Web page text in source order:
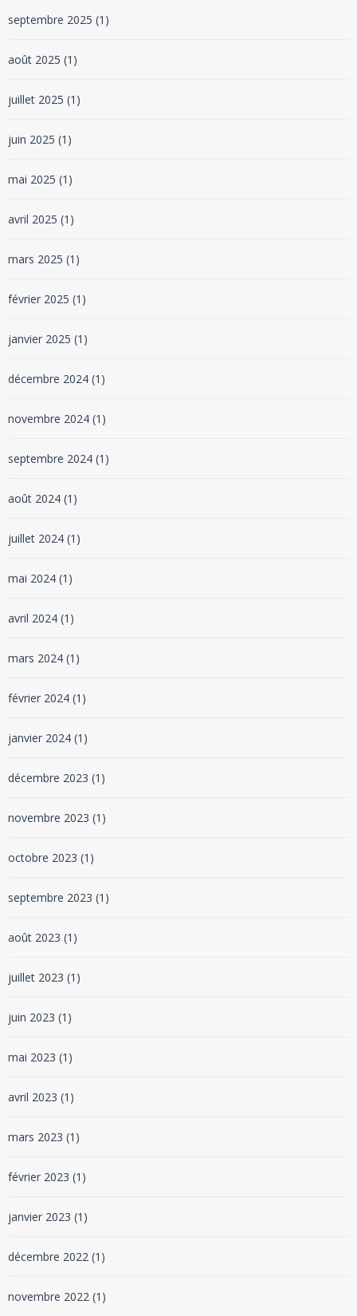
septembre 2025 (1)
août 2025 (1)
juillet 2025 (1)
juin 2025 (1)
mai 2025 (1)
avril 2025 (1)
mars 2025 (1)
février 2025 (1)
janvier 2025 (1)
décembre 2024 (1)
novembre 2024 (1)
septembre 2024 (1)
août 2024 (1)
juillet 2024 (1)
mai 2024 (1)
avril 2024 (1)
mars 2024 (1)
février 2024 (1)
janvier 2024 (1)
décembre 2023 (1)
novembre 2023 (1)
octobre 2023 (1)
septembre 2023 (1)
août 2023 (1)
juillet 2023 (1)
juin 2023 (1)
mai 2023 (1)
avril 2023 (1)
mars 2023 (1)
février 2023 (1)
janvier 2023 (1)
décembre 2022 (1)
novembre 2022 (1)